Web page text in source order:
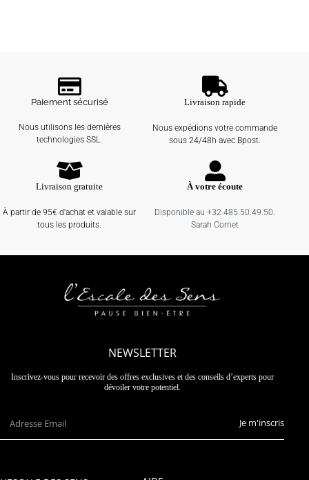
Paiement sécurisé
Nous utilisons les dernières
technologies SSL.
Livraison rapide
Nous expédions votre commande
sous 24/48h avec Bpost.
Livraison gratuite
À partir de 95€ d'achat et valable sur
tous les produits.
À votre écoute
Disponible au +32 485.50.49.50.
Sarah Cornet
NEWSLETTER
Inscrivez-vous pour recevoir des offres exclusives et des conseils d’experts pour
dévoiler votre potentiel.
Je m'inscris